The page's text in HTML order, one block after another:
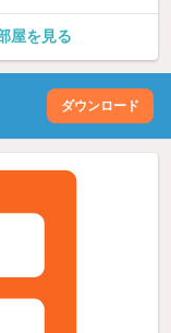
屋を見る
ダウンロード